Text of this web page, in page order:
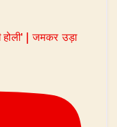
होली' | जमकर उड़ा